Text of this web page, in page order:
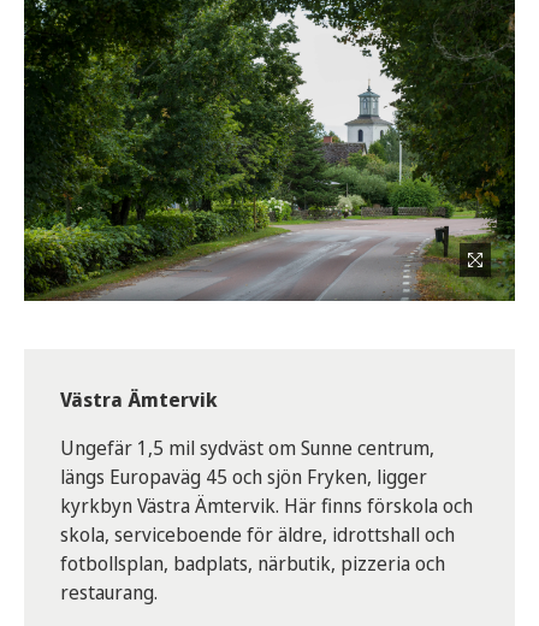
Västra Ämtervik
Ungefär 1,5 mil sydväst om Sunne centrum,
längs Europaväg 45 och sjön Fryken, ligger
kyrkbyn Västra Ämtervik. Här finns förskola och
skola, serviceboende för äldre, idrottshall och
fotbollsplan, badplats, närbutik, pizzeria och
restaurang.